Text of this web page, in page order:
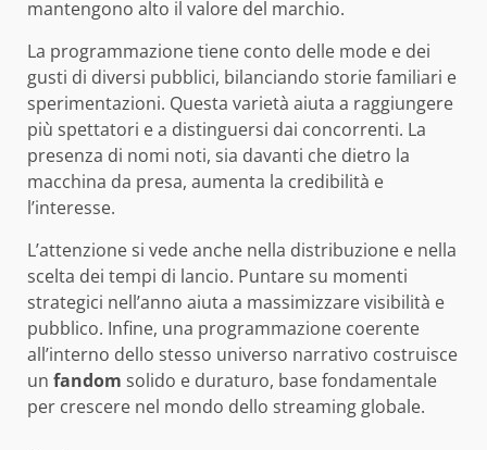
mantengono alto il valore del marchio.
La programmazione tiene conto delle mode e dei
gusti di diversi pubblici, bilanciando storie familiari e
sperimentazioni. Questa varietà aiuta a raggiungere
più spettatori e a distinguersi dai concorrenti. La
presenza di nomi noti, sia davanti che dietro la
macchina da presa, aumenta la credibilità e
l’interesse.
L’attenzione si vede anche nella distribuzione e nella
scelta dei tempi di lancio. Puntare su momenti
strategici nell’anno aiuta a massimizzare visibilità e
pubblico. Infine, una programmazione coerente
all’interno dello stesso universo narrativo costruisce
un fandom solido e duraturo, base fondamentale
per crescere nel mondo dello streaming globale.